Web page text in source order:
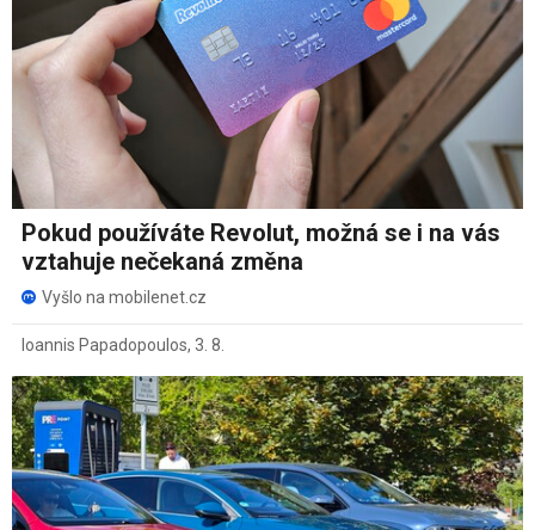
Pokud používáte Revolut, možná se i na vás
vztahuje nečekaná změna
Vyšlo na mobilenet.cz
Ioannis Papadopoulos, 3. 8.